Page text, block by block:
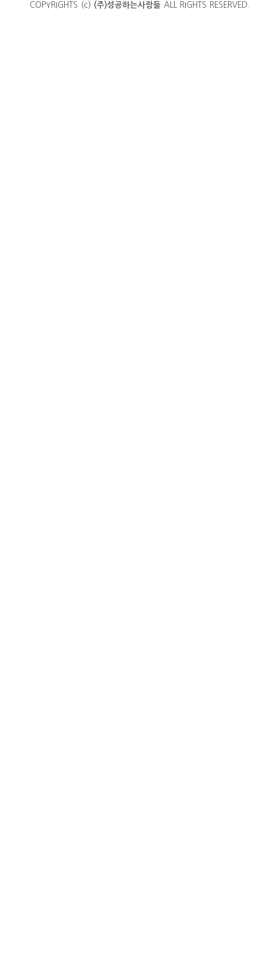
COPYRIGHTS (c) (주)성공하는사람들 ALL RIGHTS RESERVED.